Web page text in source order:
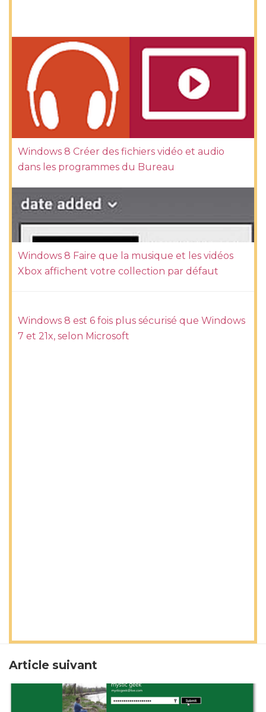
Windows 8 Créer des fichiers vidéo et audio
dans les programmes du Bureau
Windows 8 Faire que la musique et les vidéos
Xbox affichent votre collection par défaut
Windows 8 est 6 fois plus sécurisé que Windows
7 et 21x, selon Microsoft
Article suivant